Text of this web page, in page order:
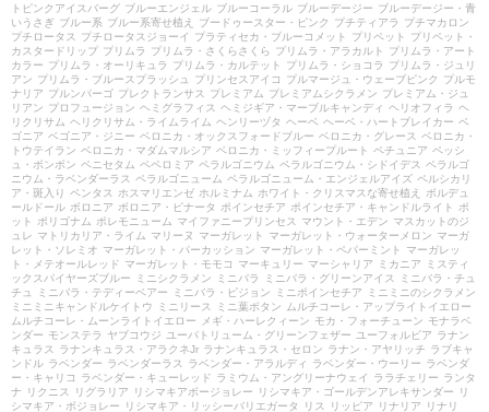
トピンクアイスバーグ ブルーエンジェル ブルーコーラル ブルーデージー ブルーデージー・青
いうさぎ ブルー系 ブルー系寄せ植え ブードゥースター・ピンク プチティアラ
プチマカロン
プチロータス
プチロータスジョーイ プラティセカ・ブルーコメット プリペット
プリペット・
カスタードリップ プリムラ プリムラ・さくらさくら プリムラ・アラカルト
プリムラ・アート
カラー プリムラ・オーリキュラ プリムラ・カルテット プリムラ・ショコラ
プリムラ・ジュリ
アン プリムラ・ブルースプラッシュ プリンセスアイコ プルマージュ・ウェーブピンク
プルモ
ナリア プルンパーゴ プレクトランサス プレミアム プレミアムシクラメン プレミアム・ジュ
リアン プロフュージョン ヘミグラフィス ヘミジギア・マーブルキャンディ ヘリオフィラ ヘ
リクリサム ヘリクリサム・ライムライム ヘンリーヅタ ヘーベ ヘーベ・ハートブレイカー ベ
ゴニア ベゴニア・ジニー ベロニカ・オックスフォードブルー ベロニカ・グレース ベロニカ・
トウテイラン ベロニカ・マダムマルシア ベロニカ・ミッフィープルート ペチュニア ペッシ
ュ・ボンボン ペニセタム ペペロミア ペラルゴニウム ペラルゴニウム・シドイデス ペラルゴ
ニウム・ラベンダーラス ペラルゴニューム ペラルゴニューム・エンジェルアイズ ペルシカリ
ア・斑入り ペンタス ホスマリエンゼ ホルミナム ホワイト・クリスマスな寄せ植え
ボルデュ
ールドール ボロニア ボロニア・ピナータ ポインセチア ポインセチア・キャンドルライト
ポ
ット
ポリゴナム ポレモニューム マイファニープリンセス マウント・エデン マスカットのジ
ュレ マトリカリア・ライム マリーヌ マーガレット マーガレット・ウォーターメロン マーガ
レット・ソレミオ マーガレット・パーカッション マーガレット・ペパーミント
マーガレッ
ト・メテオールレッド マーガレット・モモコ マーキュリー マーシャリア ミカニア
ミスティ
ックスパイヤーズブルー
ミニシクラメン ミニバラ ミニバラ・グリーンアイス
ミニバラ・チュ
チュ
ミニバラ・テディーベアー ミニバラ・ピジョン ミニポインセチア
ミニミニのシクラメン
ミニミニキャンドルケイトウ
ミニリース ミニ葉ボタン
ムルチコーレ・アップライトイエロー
ムルチコーレ・ムーンライトイエロー
メギ・ハーレクィーン モカ・フォーチューン モナラベ
ンダー モンステラ ヤブコウジ ユーパトリューム・グリーンフェザー ユーフォルビア ラナン
キュラス
ラナンキュラス・アラクネJr ラナンキュラス・セロン ラナン・アヤリッチ ラブキャ
ンドル ラベンダー ラベンダーラス ラベンダー・アラルディ ラベンダー・ウーリー ラベンダ
ー・キャリコ
ラベンダー・キューレッド ラミウム・アングリーナウェイ ララチェリー ランタ
ナ
リクニス リグラリア リシマキアボージョレー リシマキア・ゴールデンアレキサンダー
リ
シマキア・ボジョレー
リシマキア・リッシーバリエガータ リス リッピア リナリア
リナリ